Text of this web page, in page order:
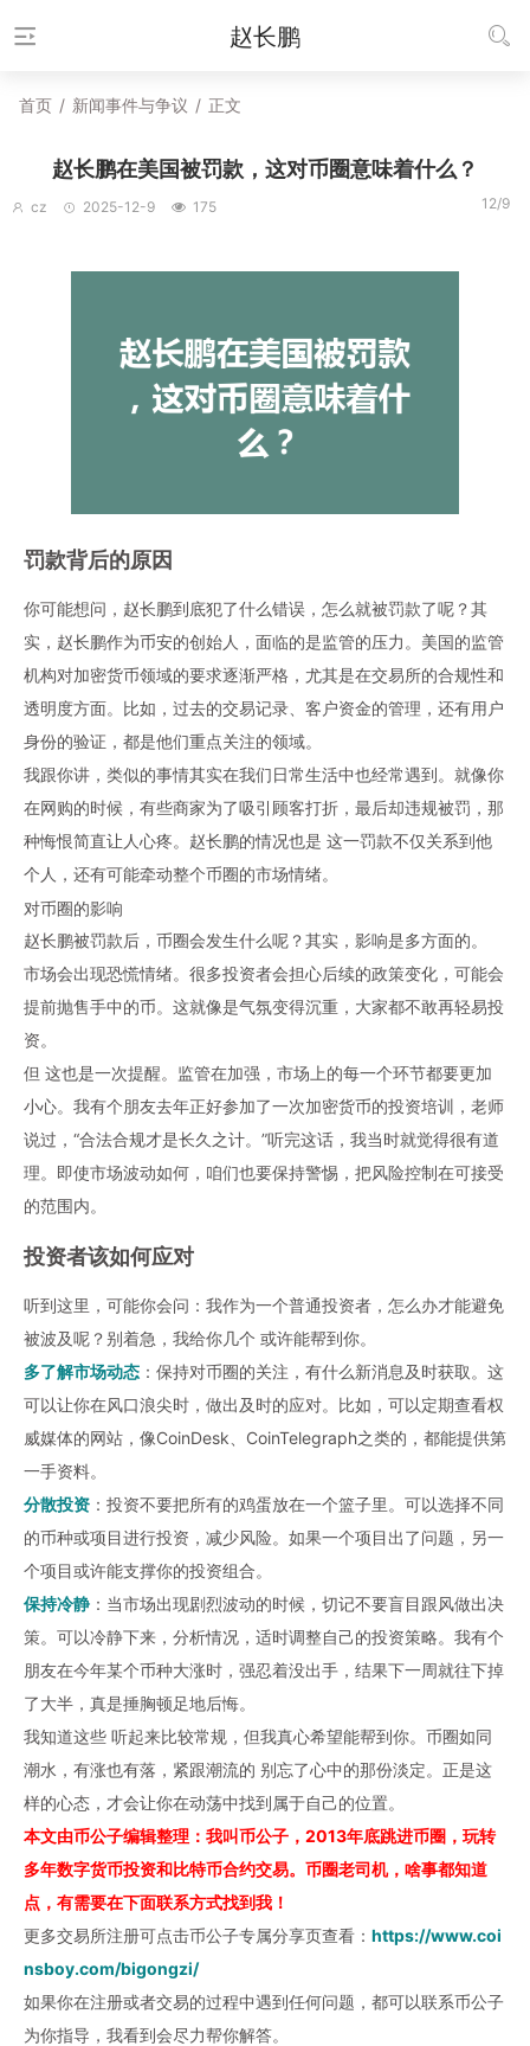
赵长鹏
首页 / 新闻事件与争议 / 正文
赵长鹏在美国被罚款，这对币圈意味着什么？
cz 2025-12-9 175 12/9
罚款背后的原因
你可能想问， 赵长鹏到底犯了什么错误，怎么就被罚款了呢？其
实， 赵长鹏作为币安的创始人，面临的是监管的压力。美国的监管
机构对加密货币领域的要求逐渐严格，尤其是在交易所的合规性和
透明度方面。比如，过去的交易记录、客户资金的管理，还有用户
身份的验证，都是他们重点关注的领域。
我跟你讲，类似的事情其实在我们日常生活中也经常遇到。就像你
在网购的时候，有些商家为了吸引顾客打折，最后却违规被罚，那
种悔恨简直让人心疼。 赵长鹏的情况也是 这一罚款不仅关系到他
个人，还有可能牵动整个币圈的市场情绪。
对币圈的影响
赵长鹏被罚款后，币圈会发生什么呢？其实，影响是多方面的。
市场会出现恐慌情绪。很多投资者会担心后续的政策变化，可能会
提前抛售手中的币。这就像是气氛变得沉重，大家都不敢再轻易投
资。
但 这也是一次提醒。监管在加强，市场上的每一个环节都要更加
小心。我有个朋友去年正好参加了一次加密货币的投资培训，老师
说过，“合法合规才是长久之计。”听完这话，我当时就觉得很有道
理。即使市场波动如何，咱们也要保持警惕，把风险控制在可接受
的范围内。
投资者该如何应对
听到这里，可能你会问：我作为一个普通投资者，怎么办才能避免
被波及呢？别着急，我给你几个 或许能帮到你。
多了解市场动态 ：保持对币圈的关注，有什么新消息及时获取。这
可以让你在风口浪尖时，做出及时的应对。比如，可以定期查看权
威媒体的网站，像CoinDesk、CoinTelegraph之类的，都能提供第
一手资料。
分散投资 ：投资不要把所有的鸡蛋放在一个篮子里。可以选择不同
的币种或项目进行投资，减少风险。如果一个项目出了问题，另一
个项目或许能支撑你的投资组合。
保持冷静 ：当市场出现剧烈波动的时候，切记不要盲目跟风做出决
策。可以冷静下来，分析情况，适时调整自己的投资策略。我有个
朋友在今年某个币种大涨时，强忍着没出手，结果下一周就往下掉
了大半，真是捶胸顿足地后悔。
我知道这些 听起来比较常规，但我真心希望能帮到你。币圈如同
潮水，有涨也有落，紧跟潮流的 别忘了心中的那份淡定。正是这
样的心态，才会让你在动荡中找到属于自己的位置。
本文由币公子编辑整理：我叫币公子，2013年底跳进币圈，玩转
多年数字货币投资和比特币合约交易。币圈老司机，啥事都知道
点，有需要在下面联系方式找到我！
更多交易所注册可点击币公子专属分享页查看： https://www.coi
nsboy.com/bigongzi/
如果你在注册或者交易的过程中遇到任何问题，都可以联系币公子
为你指导，我看到会尽力帮你解答。